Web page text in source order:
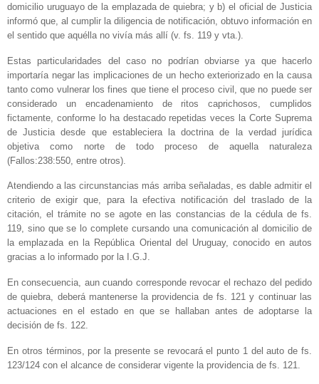
domicilio uruguayo de la emplazada de quiebra; y b) el oficial de Justicia
informó que, al cumplir la diligencia de notificación, obtuvo información en
el sentido que aquélla no vivía más allí (v. fs. 119 y vta.).
Estas particularidades del caso no podrían obviarse ya que hacerlo
importaría negar las implicaciones de un hecho exteriorizado en la causa
tanto como vulnerar los fines que tiene el proceso civil, que no puede ser
considerado un encadenamiento de ritos caprichosos, cumplidos
fictamente, conforme lo ha destacado repetidas veces la Corte Suprema
de Justicia desde que estableciera la doctrina de la verdad jurídica
objetiva como norte de todo proceso de aquella naturaleza
(Fallos:238:550, entre otros).
Atendiendo a las circunstancias más arriba señaladas, es dable admitir el
criterio de exigir que, para la efectiva notificación del traslado de la
citación, el trámite no se agote en las constancias de la cédula de fs.
119, sino que se lo complete cursando una comunicación al domicilio de
la emplazada en la República Oriental del Uruguay, conocido en autos
gracias a lo informado por la I.G.J.
En consecuencia, aun cuando corresponde revocar el rechazo del pedido
de quiebra, deberá mantenerse la providencia de fs. 121 y continuar las
actuaciones en el estado en que se hallaban antes de adoptarse la
decisión de fs. 122.
En otros términos, por la presente se revocará el punto 1 del auto de fs.
123/124 con el alcance de considerar vigente la providencia de fs. 121.